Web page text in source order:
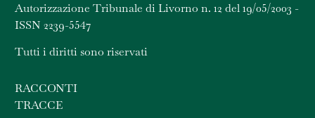
Autorizzazione Tribunale di Livorno n. 12 del 19/05/2003 -
ISSN 2239-5547
Tutti i diritti sono riservati
RACCONTI
TRACCE